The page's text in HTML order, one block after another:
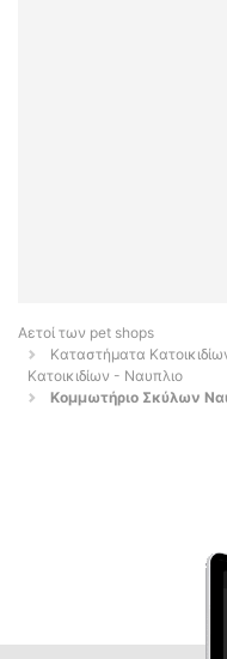
Αετοί των pet shops
Καταστήματα
Κατοικιδίων - Ναυπλιο
Κομμωτήριο Σκύλων